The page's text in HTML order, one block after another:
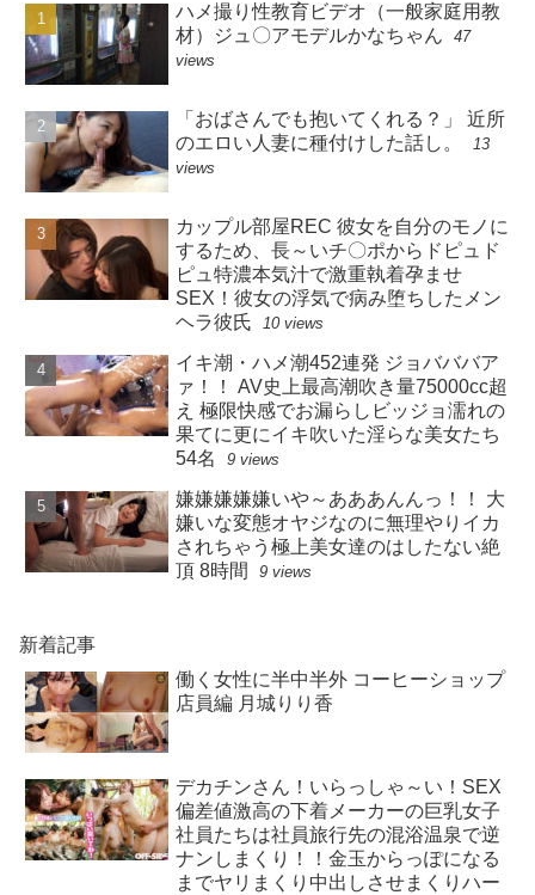
ハメ撮り性教育ビデオ（一般家庭用教
材）ジュ〇アモデルかなちゃん
47
views
「おばさんでも抱いてくれる？」 近所
のエロい人妻に種付けした話し。
13
views
カップル部屋REC 彼女を自分のモノに
するため、長～いチ〇ポからドピュド
ピュ特濃本気汁で激重執着孕ませ
SEX！彼女の浮気で病み堕ちしたメン
ヘラ彼氏
10 views
イキ潮・ハメ潮452連発 ジョバババア
ァ！！ AV史上最高潮吹き量75000cc超
え 極限快感でお漏らしビッジョ濡れの
果てに更にイキ吹いた淫らな美女たち
54名
9 views
嫌嫌嫌嫌嫌いや～あああんんっ！！ 大
嫌いな変態オヤジなのに無理やりイカ
されちゃう極上美女達のはしたない絶
頂 8時間
9 views
新着記事
働く女性に半中半外 コーヒーショップ
店員編 月城りり香
デカチンさん！いらっしゃ～い！SEX
偏差値激高の下着メーカーの巨乳女子
社員たちは社員旅行先の混浴温泉で逆
ナンしまくり！！金玉からっぽになる
までヤリまくり中出しさせまくりハー